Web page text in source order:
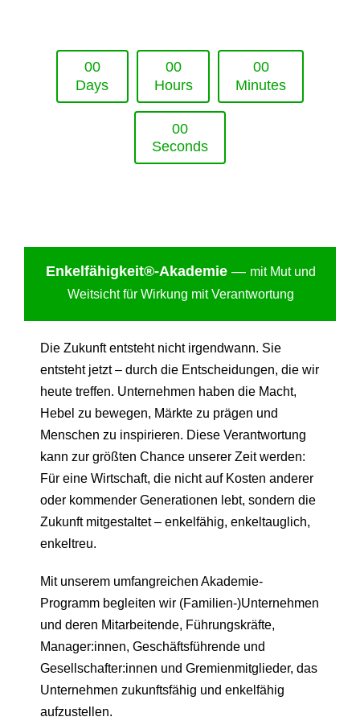
00
Days
00
Hours
00
Minutes
00
Seconds
Enkelfähigkeit®-Akademie — mit Mut und
Weitsicht für Wirkung mit Verantwortung
Die Zukunft entsteht nicht irgendwann. Sie
entsteht jetzt – durch die Entscheidungen, die wir
heute treffen. Unternehmen haben die Macht,
Hebel zu bewegen, Märkte zu prägen und
Menschen zu inspirieren. Diese Verantwortung
kann zur größten Chance unserer Zeit werden:
Für eine Wirtschaft, die nicht auf Kosten anderer
oder kommender Generationen lebt, sondern die
Zukunft mitgestaltet – enkelfähig, enkeltauglich,
enkeltreu.
Mit unserem umfangreichen Akademie-
Programm begleiten wir (Familien-)Unternehmen
und deren Mitarbeitende, Führungskräfte,
Manager:innen, Geschäftsführende und
Gesellschafter:innen und Gremienmitglieder, das
Unternehmen zukunftsfähig und enkelfähig
aufzustellen.